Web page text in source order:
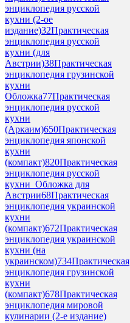
энциклопедия русской
кухни (2-ое
издание)32Практическая
энциклопедия русской
кухни (для
Австрии)38Практическая
энциклопедия грузинской
кухни
Обложка77Практическая
энциклопедия русской
кухни
(Аркаим)650Практическая
энциклопедия японской
кухни
(компакт)820Практическая
энциклопедия русской
кухни_Обложка для
Австрии68Практическая
энциклопедия украинской
кухни
(компакт)672Практическая
энциклопедия украинской
кухни (на
украинском)734Практическая
энциклопедия грузинской
кухни
(компакт)678Практическая
энциклопедия мировой
кулинарии (2-е издание)